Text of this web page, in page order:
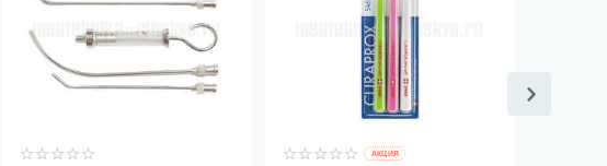
AКЦИЯ